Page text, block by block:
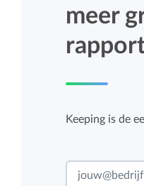
meer
Keeping is de